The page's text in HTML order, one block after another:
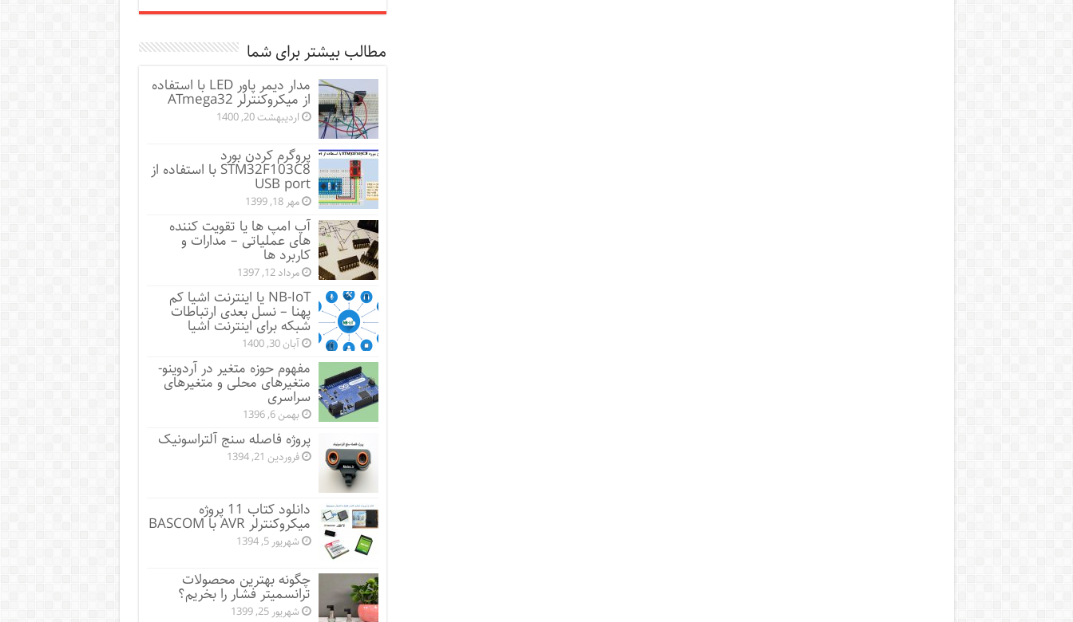
مطالب بیشتر برای شما
مدار دیمر پاور LED با استفاده
از میکروکنترلر ATmega32
اردیبهشت 20, 1400
پروگرم کردن بورد
STM32F103C8 با استفاده از
USB port
مهر 18, 1399
آپ امپ ها یا تقویت کننده
های عملیاتی – مدارات و
کاربرد ها
مرداد 12, 1397
NB-IoT یا اینترنت اشیا کم
پهنا – نسل بعدی ارتباطات
شبکه برای اینترنت اشیا
آبان 30, 1400
مفهوم حوزه متغیر در آردوینو-
متغیرهای محلی و متغیرهای
سراسری
بهمن 6, 1396
پروژه فاصله سنج آلتراسونیک
فروردین 21, 1394
دانلود کتاب 11 پروژه
میکروکنترلر AVR با BASCOM
شهریور 5, 1394
چگونه بهترین محصولات
ترانسمیتر فشار را بخریم؟
شهریور 25, 1399